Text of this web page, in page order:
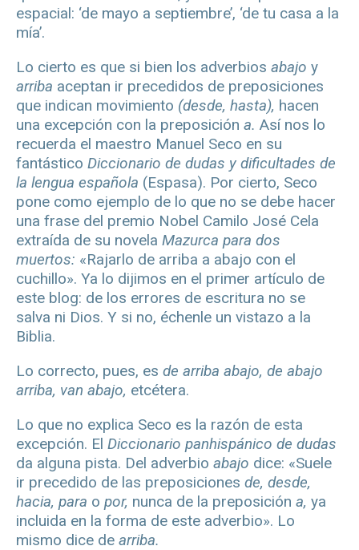
espacial: ‘de mayo a septiembre’, ‘de tu casa a la
mía’.
Lo cierto es que si bien los adverbios abajo y
arriba aceptan ir precedidos de preposiciones
que indican movimiento (desde, hasta), hacen
una excepción con la preposición a. Así nos lo
recuerda el maestro Manuel Seco en su
fantástico Diccionario de dudas y dificultades de
la lengua española (Espasa). Por cierto, Seco
pone como ejemplo de lo que no se debe hacer
una frase del premio Nobel Camilo José Cela
extraída de su novela Mazurca para dos
muertos: «Rajarlo de arriba a abajo con el
cuchillo». Ya lo dijimos en el primer artículo de
este blog: de los errores de escritura no se
salva ni Dios. Y si no, échenle un vistazo a la
Biblia.
Lo correcto, pues, es de arriba abajo, de abajo
arriba, van abajo, etcétera.
Lo que no explica Seco es la razón de esta
excepción. El Diccionario panhispánico de dudas
da alguna pista. Del adverbio abajo dice: «Suele
ir precedido de las preposiciones de, desde,
hacia, para o por, nunca de la preposición a, ya
incluida en la forma de este adverbio». Lo
mismo dice de arriba.